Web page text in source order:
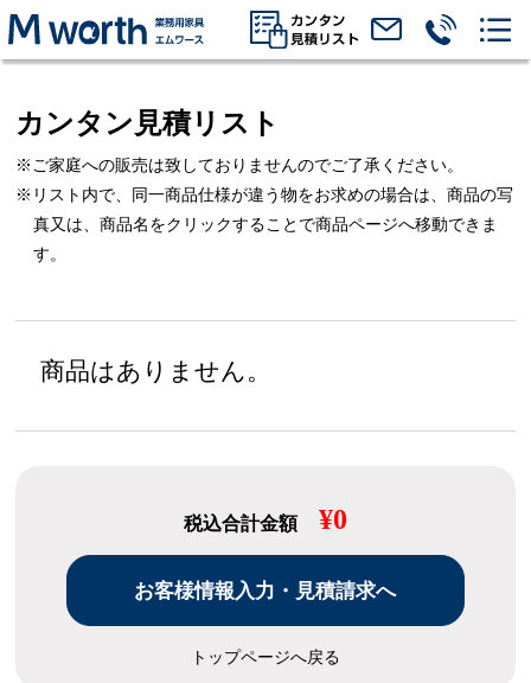
カンタン見積リスト
※ご家庭への販売は致しておりませんのでご了承ください。
※リスト内で、同一商品仕様が違う物をお求めの場合は、商品の写
真又は、商品名をクリックすることで商品ページへ移動できま
す。
商品はありません。
税込合計金額 ¥0
トップページへ戻る